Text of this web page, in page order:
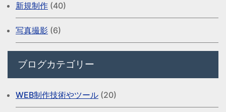
新規制作 (40)
写真撮影 (6)
ブログカテゴリー
WEB制作技術やツール (20)